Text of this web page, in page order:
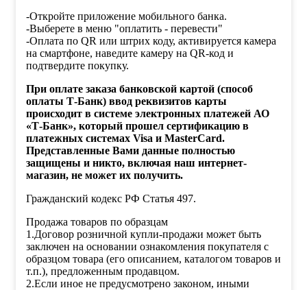
-Откройте приложение мобильного банка.
-Выберете в меню "оплатить - перевести"
-Оплата по QR или штрих коду, активируется камера
на смартфоне, наведите камеру на QR-код и
подтвердите покупку.
При оплате заказа банковской картой (способ
оплаты Т-Банк) ввод реквизитов карты
происходит в системе электронных платежей АО
«Т-Банк», который прошел сертификацию в
платежных системах Visa и MasterCard.
Представленные Вами данные полностью
защищены и никто, включая наш интернет-
магазин, не может их получить.
Гражданский кодекс РФ Статья 497.
Продажа товаров по образцам
1.Договор розничной купли-продажи может быть
заключен на основании ознакомления покупателя с
образцом товара (его описанием, каталогом товаров и
т.п.), предложенным продавцом.
2.Если иное не предусмотрено законом, иными